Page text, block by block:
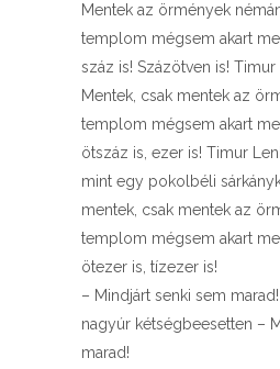
Mentek az örmények
templom mégsem akart
száz is! Százötven is!
Mentek, csak mentek az
templom mégsem akart
ötszáz is, ezer is! Timur
mint egy pokolbéli
mentek, csak mentek az
templom mégsem akart
ötezer is, tízezer is!
– Mindjárt senki sem
nagyúr kétségbeesetten –
marad!